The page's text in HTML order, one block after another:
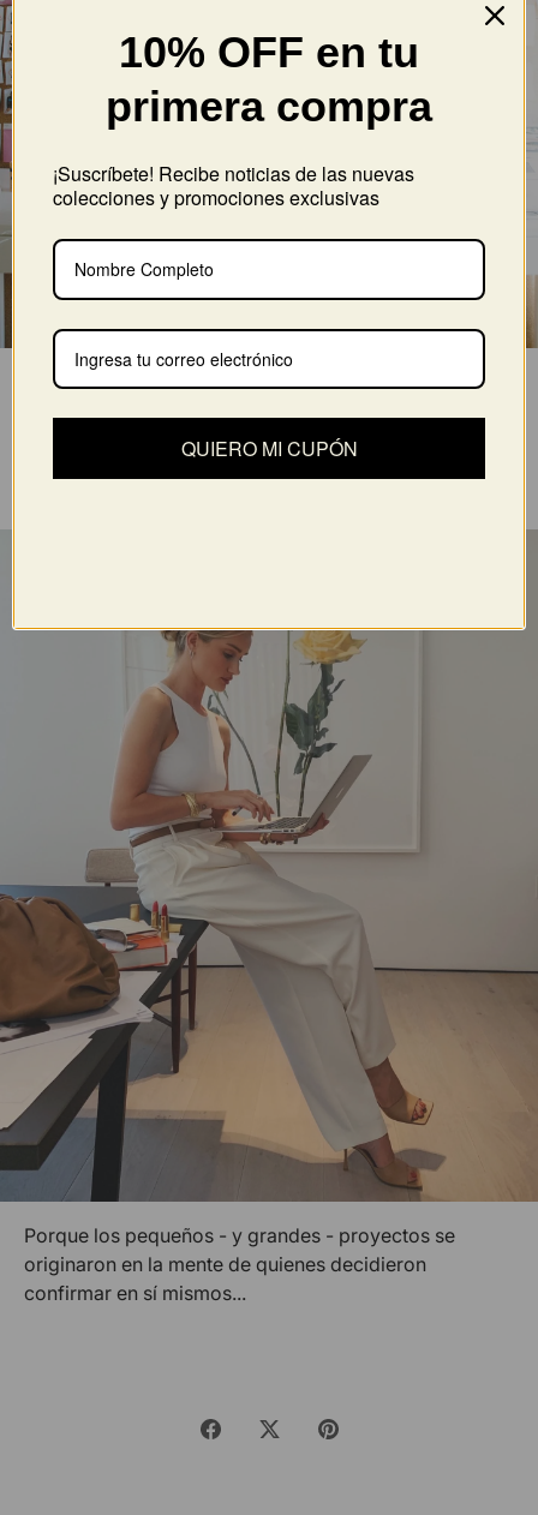
Busca redes de apoyo (amigos, familia, etc.) que te
todos a tu alrededor querrán verte triunfar.
5. CONFÍA
Porque los pequeños - y grandes - proyectos se
originaron en la mente de quienes decidieron
confirmar en sí mismos...
CompartirTuitearHacer
10% OFF en tu
primera compra
¡Suscríbete! Recibe noticias de las nuevas
colecciones y promociones exclusivas
QUIERO MI CUPÓN